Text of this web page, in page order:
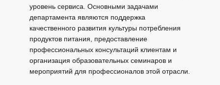
уровень сервиса. Основными задачами
департамента являются поддержка
качественного развития культуры потребления
продуктов питания, предоставление
профессиональных консультаций клиентам и
организация образовательных семинаров и
мероприятий для профессионалов этой отрасли.